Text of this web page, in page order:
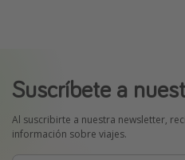
Suscríbete a
Al suscribirte a nuestra newsletter,
información sobre viajes.